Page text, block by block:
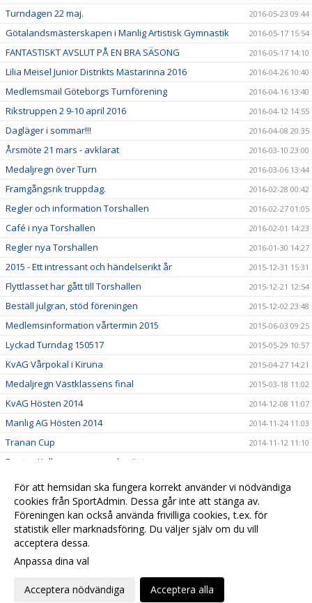
Turndagen 22 maj. 2016-05-23 09:44
Götalandsmästerskapen i Manlig Artistisk Gymnastik 2016-05-17 15:54
FANTASTISKT AVSLUT PÅ EN BRA SÄSONG 2016-05-17 14:10
Lilia Meisel Junior Distrikts Mästarinna 2016 2016-04-26 10:40
Medlemsmail Göteborgs Turnförening 2016-04-16 13:40
Rikstruppen 2 9-10 april 2016 2016-04-12 14:55
Dagläger i sommar!!! 2016-04-08 20:35
Årsmöte 21 mars - avklarat 2016-03-10 23:00
Medaljregn över Turn 2016-03-06 13:44
Framgångsrik truppdag. 2016-02-28 00:42
Regler och information Torshallen 2016-02-27 01:05
Café i nya Torshallen 2016-02-01 14:23
Regler nya Torshallen 2016-01-30 14:27
2015 - Ett intressant och händelserikt år 2015-12-31 15:31
Flyttlasset har gått till Torshallen 2015-12-21 12:54
Beställ julgran, stöd föreningen 2015-12-02 23:48
Medlemsinformation vårtermin 2015 2015-06-03 09:25
Lyckad Turndag 150517 2015-05-29 10:57
KvAG Vårpokal i Kiruna 2015-04-27 14:21
Medaljregn Västklassens final 2015-03-18 11:02
KvAG Hösten 2014 2014-12-08 11:07
Manlig AG Hösten 2014 2014-11-24 11:03
Tranan Cup 2014-11-12 11:10
Pontus Kallanvaara svensk mästare
Turn Dagen 2014 2014-11-11 14:29
Göteborgs turn träningsläger 2014-11-11 14:28
Gamla nyheter 2014-06-01 11:14
inställningar
Webbversion
För att hemsidan ska fungera korrekt använder vi nödvändiga
cookies från SportAdmin. Dessa går inte att stänga av.
Föreningen kan också använda frivilliga cookies, t.ex. för
statistik eller marknadsföring. Du väljer själv om du vill
acceptera dessa.
Anpassa dina val
Acceptera nödvändiga Acceptera alla